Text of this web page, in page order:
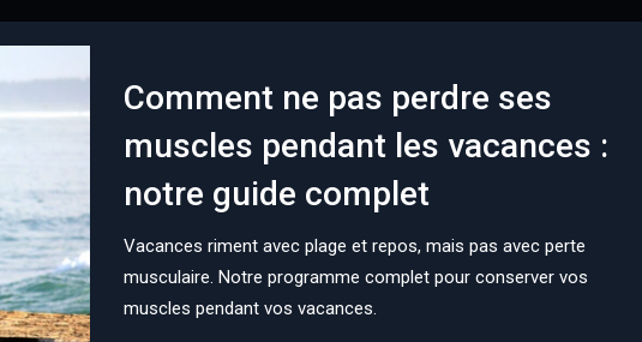
Comment ne pas perdre ses
muscles pendant les vacances :
notre guide complet
Vacances riment avec plage et repos, mais pas avec perte
musculaire. Notre programme complet pour conserver vos
muscles pendant vos vacances.